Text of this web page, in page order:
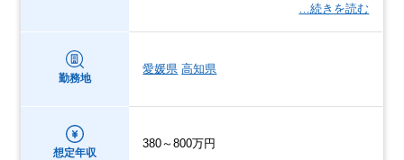
…続きを読む
勤務地
愛媛県 高知県
想定年収
380～800万円